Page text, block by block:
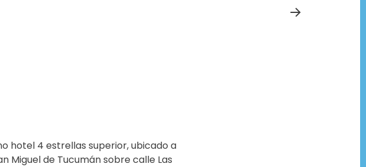
hotel 4 estrellas superior, ubicado a
Miguel de Tucumán sobre calle Las